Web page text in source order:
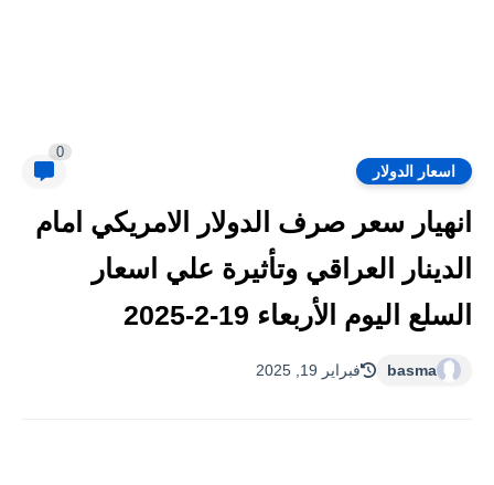
اسعار الدولار
0
انهيار سعر صرف الدولار الامريكي امام
الدينار العراقي وتأثيرة علي اسعار
السلع اليوم الأربعاء 19-2-2025
basma فبراير 19, 2025